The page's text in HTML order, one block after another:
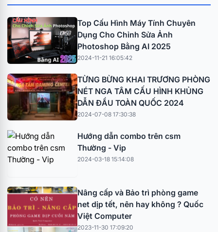
Top Cấu Hình Máy Tính Chuyên
Dụng Cho Chỉnh Sửa Ảnh
Photoshop Bằng AI 2025
2024-11-21 16:05:42
TỪNG BỪNG KHAI TRƯƠNG PHÒNG
NÉT NGA TÂM CẤU HÌNH KHỦNG
DẪN ĐẦU TOÀN QUỐC 2024
2024-07-08 17:30:38
Hướng dẫn combo trên csm
Thường - Vip
2024-03-18 15:14:08
Nâng cấp và Bảo trì phòng game
net dịp tết, nên hay không ? Quốc
Việt Computer
2023-11-30 17:09:20